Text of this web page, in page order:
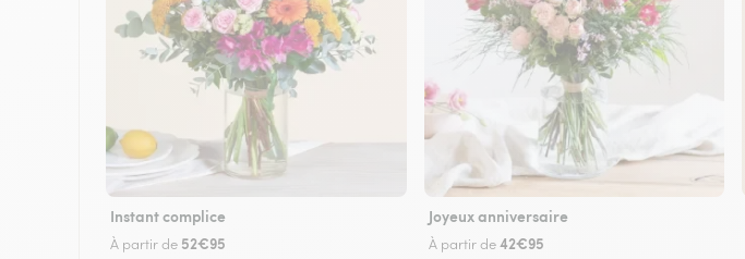
Instant complice
À partir de 52€95
Joyeux anniversaire
À partir de42€95